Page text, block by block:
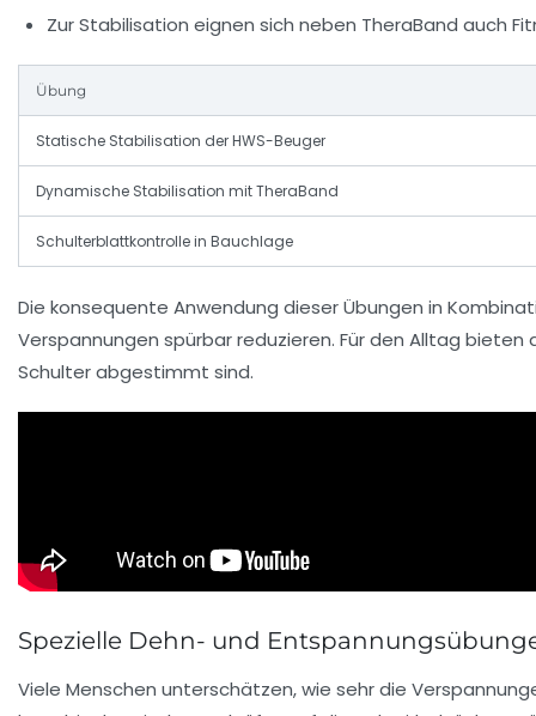
Zur Stabilisation eignen sich neben TheraBand auch
Übung
Statische Stabilisation der HWS-Beuger
Dynamische Stabilisation mit TheraBand
Schulterblattkontrolle in Bauchlage
Die konsequente Anwendung dieser Übungen in
Verspannungen spürbar reduzieren. Für den Alltag
Schulter abgestimmt sind.
Spezielle Dehn- und
Viele Menschen unterschätzen, wie sehr die